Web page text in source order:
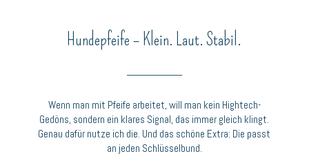
Hundepfeife – Klein. Laut. Stabil.
Wenn man mit Pfeife arbeitet, will man kein Hightech-
Gedöns, sondern ein klares Signal, das immer gleich klingt.
Genau dafür nutze ich die. Und das schöne Extra: Die passt
an jeden Schlüsselbund.